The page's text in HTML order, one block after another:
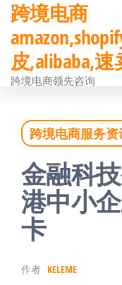
前
往
内
跨境电商
皮,alibaba,
跨境电商领先咨询
跨境电商服务资
金融科
港中小
卡
作者 KELEME